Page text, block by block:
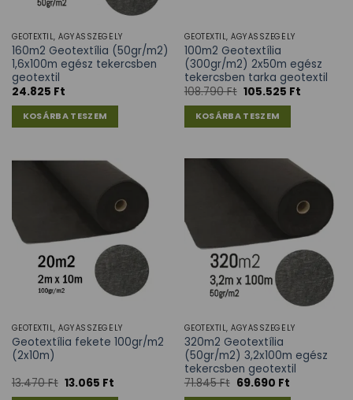
GEOTEXTIL, ÁGYÁSSZEGÉLY
160m2 Geotextília (50gr/m2)
1,6x100m egész tekercsben
geotextil
24.825 Ft
KOSÁRBA TESZEM
GEOTEXTIL, ÁGYÁSSZEGÉLY
100m2 Geotextília
(300gr/m2) 2x50m egész
tekercsben tarka geotextil
108.790Ft 105.525 Ft
KOSÁRBA TESZEM
GEOTEXTIL, ÁGYÁSSZEGÉLY
Geotextília fekete 100gr/m2
(2x10m)
13.470Ft 13.065 Ft
GEOTEXTIL, ÁGYÁSSZEGÉLY
320m2 Geotextília
(50gr/m2) 3,2x100m egész
tekercsben geotextil
71.845Ft 69.690 Ft